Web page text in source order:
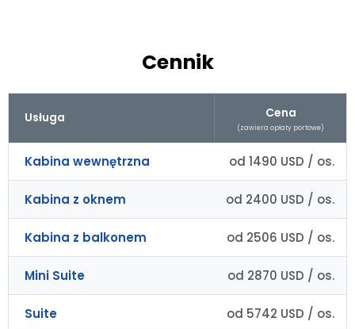
Cennik
Usługa Cena
(zawiera opłaty portowe)
Kabina wewnętrzna od 1490 USD / os.
Kabina z oknem od 2400 USD / os.
Kabina z balkonem od 2506 USD / os.
Mini Suite od 2870 USD / os.
Suite od 5742 USD / os.